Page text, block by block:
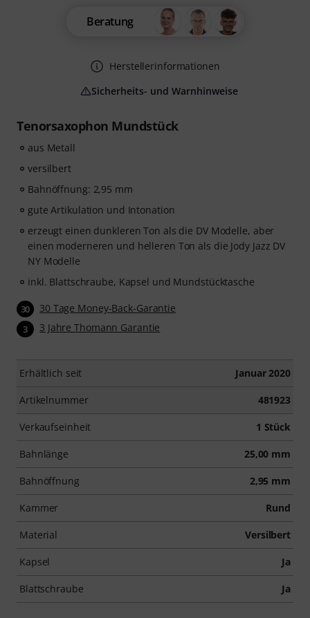
Tenorsaxophon Mundstück
aus Metall
versilbert
Bahnöffnung: 2,95 mm
gute Artikulation und Intonation
erzeugt einen dunkleren Ton als die DV Modelle, aber
einen moderneren und helleren Ton als die Jody Jazz DV
NY Modelle
inkl. Blattschraube, Kapsel und Mundstücktasche
30 30 Tage Money-Back-Garantie
3 3 Jahre Thomann Garantie
Erhältlich seit Januar 2020
Artikelnummer 481923
Verkaufseinheit 1 Stück
Bahnlänge 25,00 mm
Bahnöffnung 2,95 mm
Kammer Rund
Material Versilbert
Kapsel Ja
Blattschraube Ja
Beratung
Herstellerinformationen
Sicherheits- und Warnhinweise